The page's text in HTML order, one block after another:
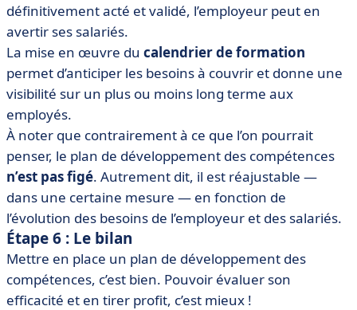
définitivement acté et validé, l’employeur peut en
avertir ses salariés.
La mise en œuvre du calendrier de formation
permet d’anticiper les besoins à couvrir et donne une
visibilité sur un plus ou moins long terme aux
employés.
À noter que contrairement à ce que l’on pourrait
penser, le plan de développement des compétences
n’est pas figé. Autrement dit, il est réajustable —
dans une certaine mesure — en fonction de
l’évolution des besoins de l’employeur et des salariés.
Étape 6 : Le bilan
Mettre en place un plan de développement des
compétences, c’est bien. Pouvoir évaluer son
efficacité et en tirer profit, c’est mieux !